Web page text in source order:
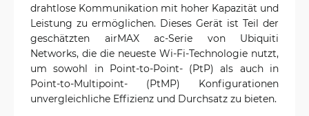
drahtlose Kommunikation mit hoher Kapazität und
Leistung zu ermöglichen. Dieses Gerät ist Teil der
geschätzten airMAX ac-Serie von Ubiquiti
Networks, die die neueste Wi-Fi-Technologie nutzt,
um sowohl in Point-to-Point- (PtP) als auch in
Point-to-Multipoint- (PtMP) Konfigurationen
unvergleichliche Effizienz und Durchsatz zu bieten.